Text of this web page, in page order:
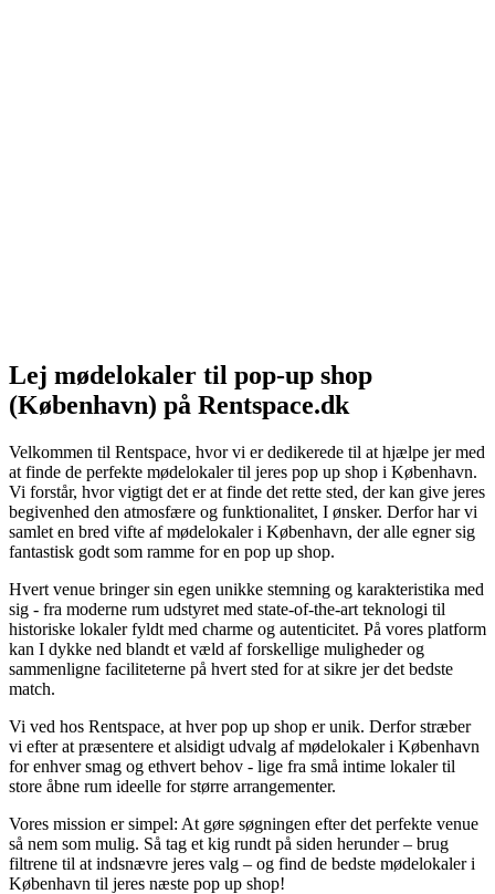
Lej mødelokaler til pop-up shop
(København) på Rentspace.dk
Velkommen til Rentspace, hvor vi er dedikerede til at hjælpe jer med
at finde de perfekte mødelokaler til jeres pop up shop i København.
Vi forstår, hvor vigtigt det er at finde det rette sted, der kan give jeres
begivenhed den atmosfære og funktionalitet, I ønsker. Derfor har vi
samlet en bred vifte af mødelokaler i København, der alle egner sig
fantastisk godt som ramme for en pop up shop.
Hvert venue bringer sin egen unikke stemning og karakteristika med
sig - fra moderne rum udstyret med state-of-the-art teknologi til
historiske lokaler fyldt med charme og autenticitet. På vores platform
kan I dykke ned blandt et væld af forskellige muligheder og
sammenligne faciliteterne på hvert sted for at sikre jer det bedste
match.
Vi ved hos Rentspace, at hver pop up shop er unik. Derfor stræber
vi efter at præsentere et alsidigt udvalg af mødelokaler i København
for enhver smag og ethvert behov - lige fra små intime lokaler til
store åbne rum ideelle for større arrangementer.
Vores mission er simpel: At gøre søgningen efter det perfekte venue
så nem som mulig. Så tag et kig rundt på siden herunder – brug
filtrene til at indsnævre jeres valg – og find de bedste mødelokaler i
København til jeres næste pop up shop!